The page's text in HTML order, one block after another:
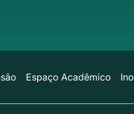
Espaço Acadêmico